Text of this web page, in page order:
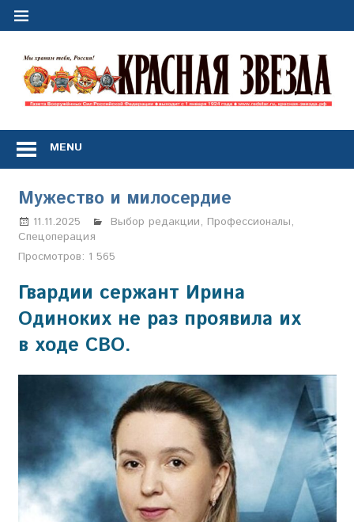
Перейти
Сил
Российской
Федерации
*
выходит
с
1
1924
года
MENU
Мужество и милосердие
11.11.2025 Настя Свиридова
Выбор редакции, Профессионалы,
Спецоперация
Просмотров: 1 565
Гвардии сержант Ирина
Одиноких не раз проявила их
в ходе СВО.